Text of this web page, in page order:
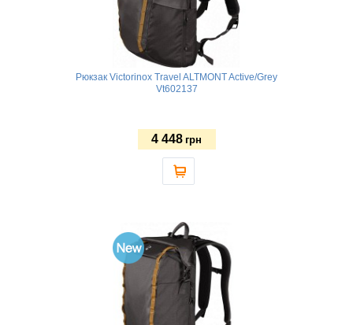
Рюкзак Victorinox Travel ALTMONT Active/Grey
Vt602137
4 448 грн